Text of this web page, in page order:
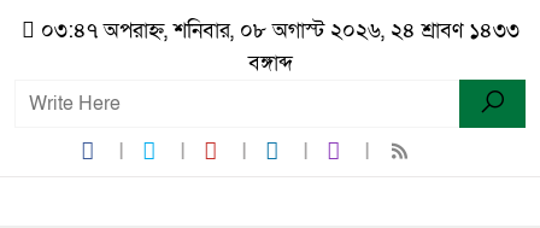
০৩:৪৭ অপরাহ্ন, শনিবার, ০৮ অগাস্ট ২০২৬, ২৪ শ্রাবণ ১৪৩৩
বঙ্গাব্দ